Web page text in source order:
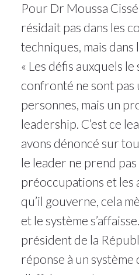
Pour Dr Moussa
résidait pas dans les
techniques, mais dans
« Les défis auxquels le
confronté ne sont pas
personnes, mais un
leadership. C’est ce
avons dénoncé sur
le leader ne prend
préoccupations et les
qu’il gouverne, cela
et le système
président de la
réponse à un